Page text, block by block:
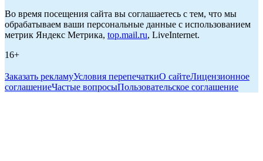
Во время посещения сайта вы соглашаетесь с тем, что мы
обрабатываем ваши персональные данные с использованием
метрик Яндекс Метрика, top.mail.ru, LiveInternet.
16+
Заказать рекламуУсловия перепечаткиО сайтеЛицензионное
соглашениеЧастые вопросыПользовательское соглашение